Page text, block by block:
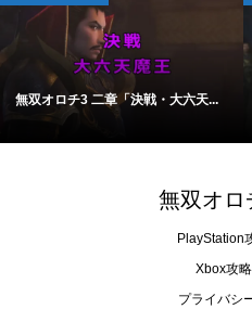
無双オロチ3 二章「決戦・大六天...
無双オロ
PlayStation
Xbox攻
プライバシ